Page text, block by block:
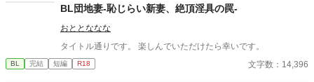
BL団地妻-恥じらい新妻、絶頂淫具の罠-
おととななな
タイトル通りです。 楽しんでいただけたら幸いです。
BL 完結 短編 R18 文字数：14,396